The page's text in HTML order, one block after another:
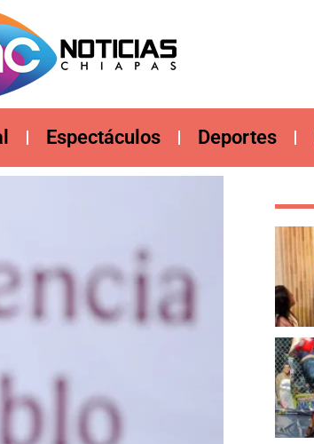
Espectáculos Deportes